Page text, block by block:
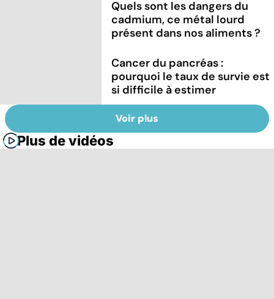
Quels sont les dangers du
cadmium, ce métal lourd
présent dans nos aliments ?
Cancer du pancréas :
pourquoi le taux de survie est
si difficile à estimer
Voir plus
Plus de vidéos